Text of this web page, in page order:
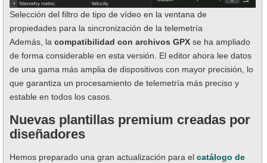
Selección del filtro de tipo de vídeo en la ventana de
propiedades para la sincronización de la telemetría
Además, la compatibilidad con archivos GPX se ha ampliado
de forma considerable en esta versión. El editor ahora lee datos
de una gama más amplia de dispositivos con mayor precisión, lo
que garantiza un procesamiento de telemetría más preciso y
estable en todos los casos.
Nuevas plantillas premium creadas por
diseñadores
Hemos preparado una gran actualización para el catálogo de